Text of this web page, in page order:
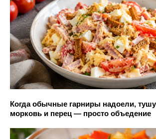
Когда обычные гарниры надоели,
морковь и перец — просто объедение